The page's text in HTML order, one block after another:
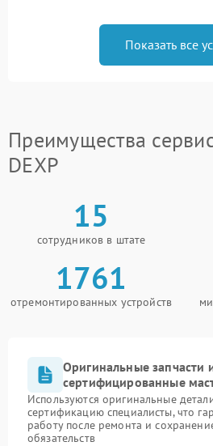
Показать все
Преимущества
DEXP
15
сотрудников в штате
1761
отремонтированных устройств
Оригинальные запчасти
сертифицированные
Используются оригинальные
сертификацию специалисты, что
работу после ремонта и
обязательств